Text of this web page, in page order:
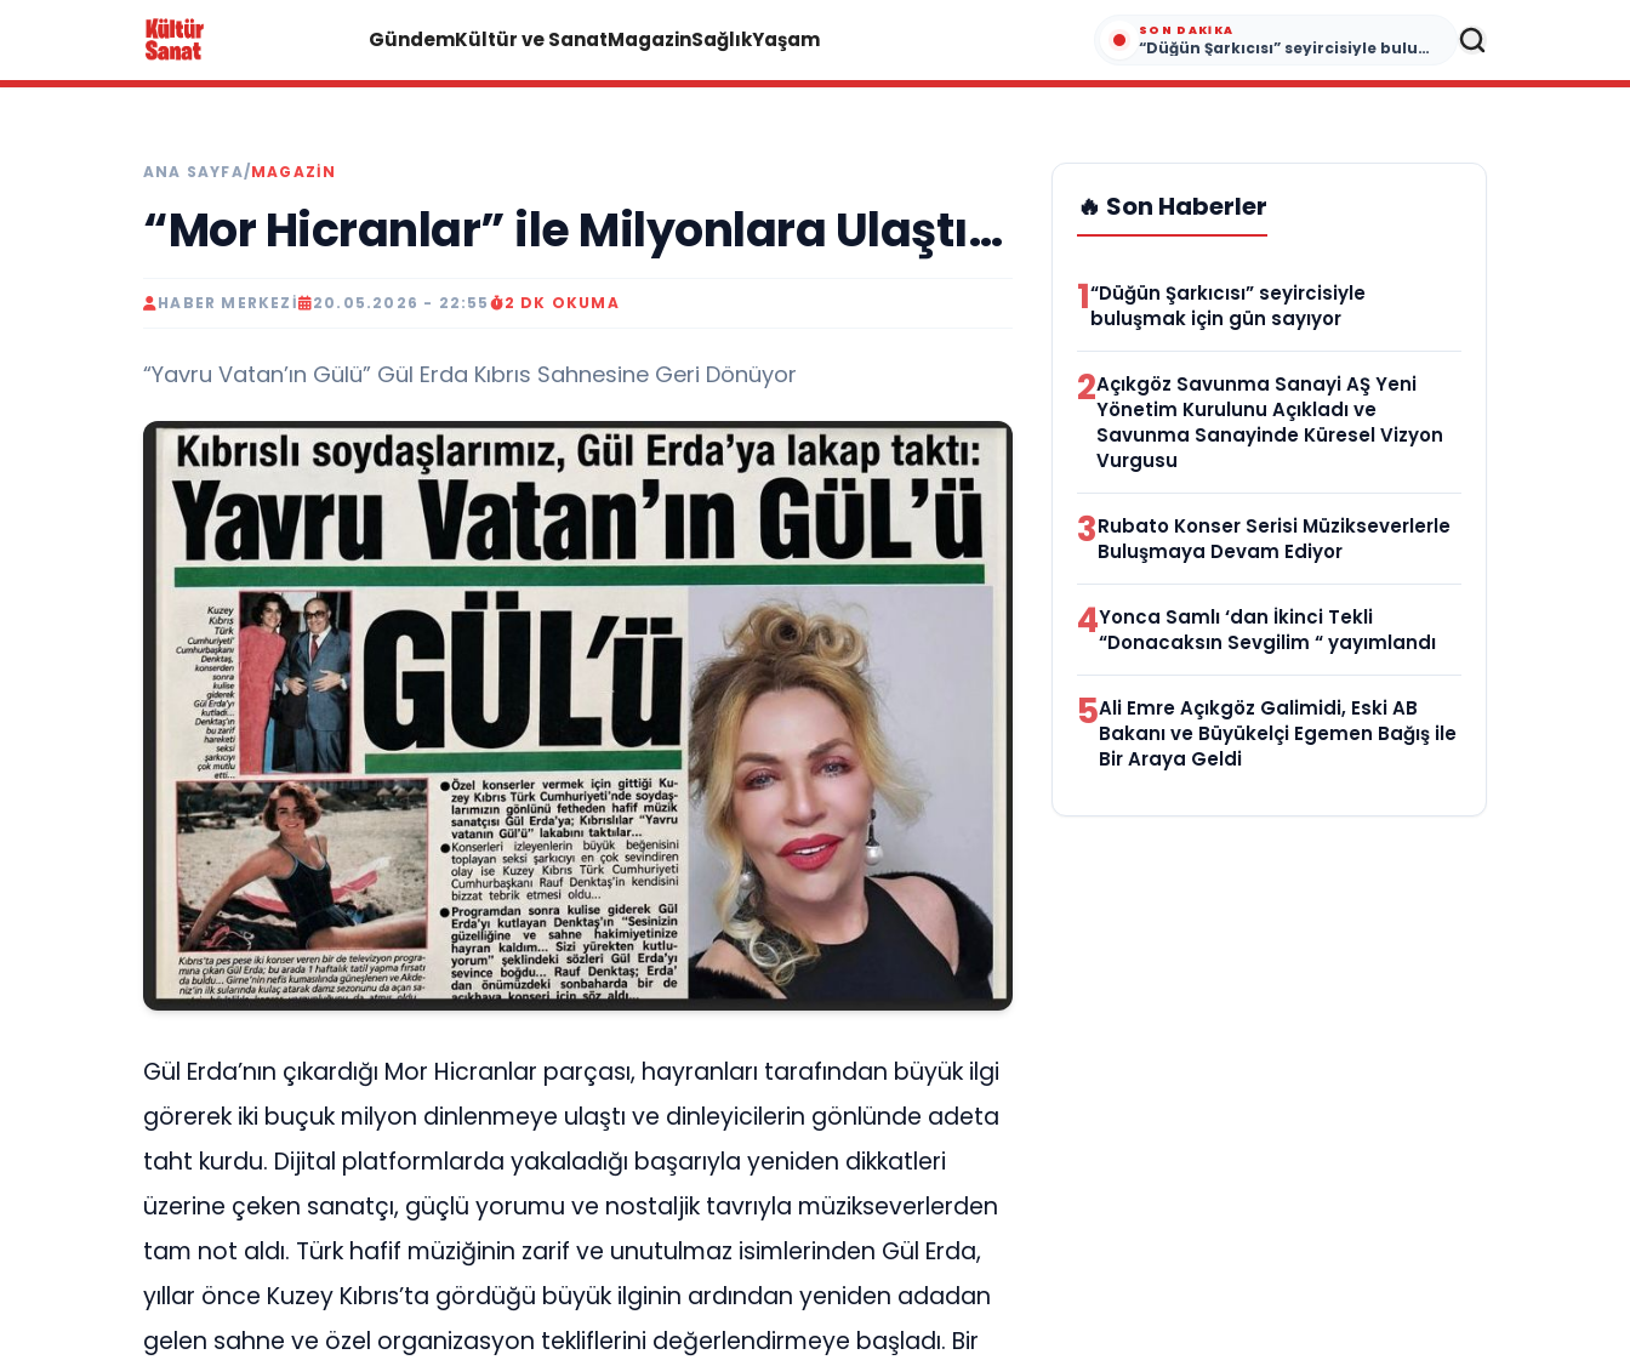
GündemKültür ve SanatMagazinSağlıkYaşam SON DAKIKA
“Düğün Şarkıcısı” seyircisiyle buluşmak için gün sayıyor
ANA SAYFA/MAGAZIN
“Mor Hicranlar” ile Milyonlara Ulaştı…
HABER MERKEZI 20.05.2026 - 22:55 2 DK OKUMA
“Yavru Vatan’ın Gülü” Gül Erda Kıbrıs Sahnesine Geri Dönüyor
Gül Erda’nın çıkardığı Mor Hicranlar parçası, hayranları tarafından büyük ilgi
görerek iki buçuk milyon dinlenmeye ulaştı ve dinleyicilerin gönlünde adeta
taht kurdu. Dijital platformlarda yakaladığı başarıyla yeniden dikkatleri
üzerine çeken sanatçı, güçlü yorumu ve nostaljik tavrıyla müzikseverlerden
tam not aldı. Türk hafif müziğinin zarif ve unutulmaz isimlerinden Gül Erda,
yıllar önce Kuzey Kıbrıs’ta gördüğü büyük ilginin ardından yeniden adadan
gelen sahne ve özel organizasyon tekliflerini değerlendirmeye başladı. Bir
🔥 Son Haberler
1“Düğün Şarkıcısı” seyircisiyle
buluşmak için gün sayıyor
2Açıkgöz Savunma Sanayi AŞ Yeni
Yönetim Kurulunu Açıkladı ve
Savunma Sanayinde Küresel Vizyon
Vurgusu
3Rubato Konser Serisi Müzikseverlerle
Buluşmaya Devam Ediyor
4Yonca Samlı ‘dan İkinci Tekli
“Donacaksın Sevgilim “ yayımlandı
5Ali Emre Açıkgöz Galimidi, Eski AB
Bakanı ve Büyükelçi Egemen Bağış ile
Bir Araya Geldi